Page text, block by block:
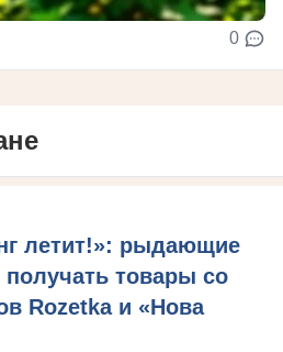
0
летит!»: рыдающие
товары со
Rozetka и «Нова